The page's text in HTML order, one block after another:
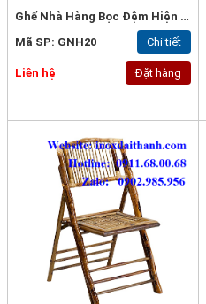
Ghế Nhà Hàng Bọc Đệm Hiện Đại
Mã SP: GNH20
Chi tiết
Liên hệ Đặt hàng